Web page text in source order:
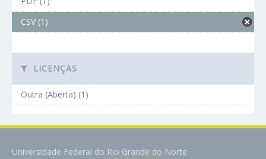
CSV (1)
LICENÇAS
Outra (Aberta) (1)
Universidade Federal do Rio Grande do Norte